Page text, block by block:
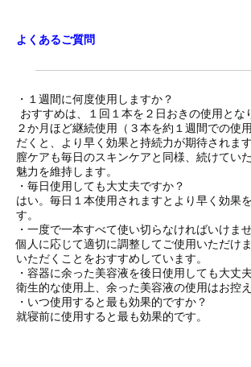
よくあるご質問
・１週間に何度使用しますか？
おすすめは、１回１本を２日おきの使用とな
２か月ほど継続使用（３本を約１週間での使
だくと、より早く効果と持続力が期待されます
膣ケアも毎日のスキンケアと同様、続けてい
魅力を維持します。
・毎日使用しても大丈夫ですか？
はい。毎日１本使用されますとより早く効果
す。
・一度で一本すべて使い切らなければいけま
個人に応じて適切に調整してご使用いただけ
いただくことをおすすめしています。
・容器に余った美容液を後日使用しても大丈
衛生的な使用上、余った美容液の使用はお控え
・いつ使用すると最も効果的ですか？
就寝前に使用すると最も効果的です。